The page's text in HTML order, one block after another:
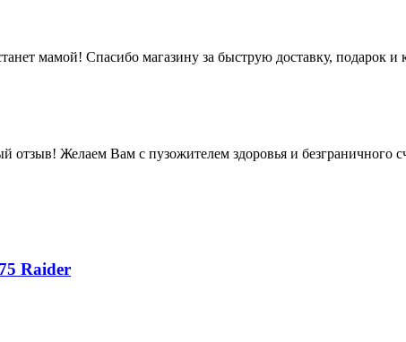
мамой! Спасибо магазину за быструю доставку, подарок и
отзыв! Желаем Вам с пузожителем здоровья и безграничного
Raider